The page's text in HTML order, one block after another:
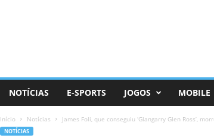
NOTÍCIAS E-SPORTS JOGOS MOBILE
Início Notícias James Foli, que conseguiu ‘Glangarry Glen Ross’,
NOTÍCIAS